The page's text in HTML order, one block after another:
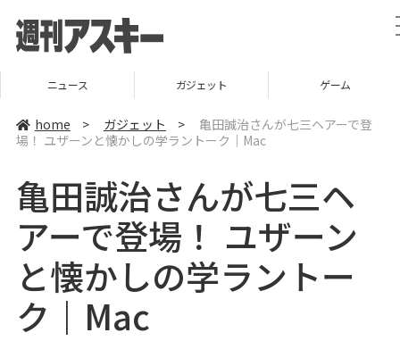
ニュース ガジェット ゲーム
home > ガジェット >
亀田誠治さんが七三ヘアーで登
場！ ユザーンと懐かしの学ラントーク｜Mac
亀田誠治さんが七三ヘ
アーで登場！ ユザーン
と懐かしの学ラントー
ク｜Mac